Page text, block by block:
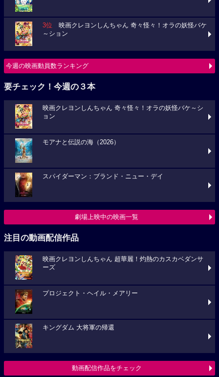
3位 映画クレヨンしんちゃん 奇々怪々！オラの妖怪バケ
～ション
今週の映画動員数ランキング
要チェック！今週の３本
映画クレヨンしんちゃん 奇々怪々！オラの妖怪バケ～シ
ョン
モアナと伝説の海（2026）
スパイダーマン：ブランド・ニュー・デイ
劇場上映中の映画一覧
注目の動画配信作品
映画クレヨンしんちゃん 超華麗！灼熱のカスカベダンサ
ーズ
プロジェクト・ヘイル・メアリー
キングダム 大将軍の帰還
動画配信作品をチェック